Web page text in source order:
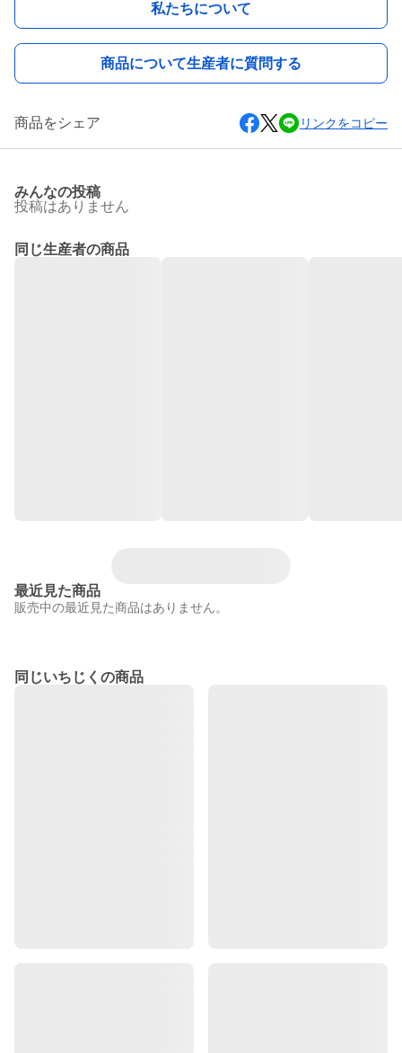
私たちについて
商品について生産者に質問する
商品をシェア リンクをコピー
みんなの投稿
投稿はありません
同じ生産者の商品
最近見た商品
販売中の最近見た商品はありません。
同じいちじくの商品